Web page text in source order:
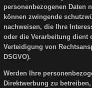
personenbezogenen Daten
können zwingende
nachweisen, die Ihre
oder die Verarbeitung dient
Verteidigung von
DSGVO).
Werden Ihre
Direktwerbung zu